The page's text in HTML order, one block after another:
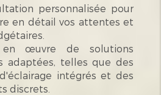
personnalisée pour
en détail vos attentes et
œuvre de solutions
adaptées, telles que des
intégrés et des
discrets.